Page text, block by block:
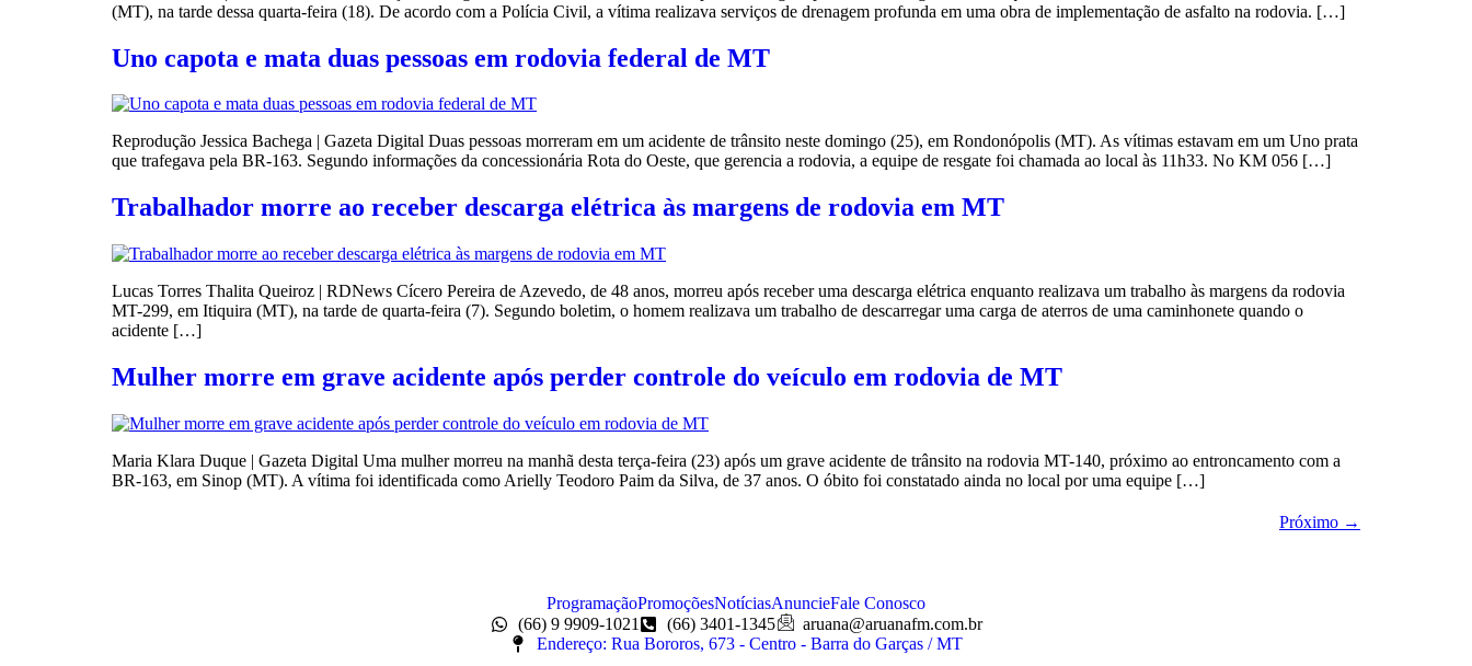
(MT), na tarde dessa quarta-feira (18). De acordo com a Polícia Civil, a vítima realizava serviços de drenagem profunda em uma obra de implementação de asfalto na rodovia. […]
Uno capota e mata duas pessoas em rodovia federal de MT
Reprodução Jessica Bachega | Gazeta Digital Duas pessoas morreram em um acidente de trânsito neste domingo (25), em Rondonópolis (MT). As vítimas estavam em um Uno prata
que trafegava pela BR-163. Segundo informações da concessionária Rota do Oeste, que gerencia a rodovia, a equipe de resgate foi chamada ao local às 11h33. No KM 056 […]
Trabalhador morre ao receber descarga elétrica às margens de rodovia em MT
Lucas Torres Thalita Queiroz | RDNews Cícero Pereira de Azevedo, de 48 anos, morreu após receber uma descarga elétrica enquanto realizava um trabalho às margens da rodovia
MT-299, em Itiquira (MT), na tarde de quarta-feira (7). Segundo boletim, o homem realizava um trabalho de descarregar uma carga de aterros de uma caminhonete quando o
acidente […]
Mulher morre em grave acidente após perder controle do veículo em rodovia de MT
Maria Klara Duque | Gazeta Digital Uma mulher morreu na manhã desta terça-feira (23) após um grave acidente de trânsito na rodovia MT-140, próximo ao entroncamento com a
BR-163, em Sinop (MT). A vítima foi identificada como Arielly Teodoro Paim da Silva, de 37 anos. O óbito foi constatado ainda no local por uma equipe […]
Próximo →
ProgramaçãoPromoçõesNotíciasAnuncieFale Conosco
(66) 9 9909-1021
(66) 3401-1345
aruana@aruanafm.com.br
Endereço: Rua Bororos, 673 - Centro - Barra do Garças / MT